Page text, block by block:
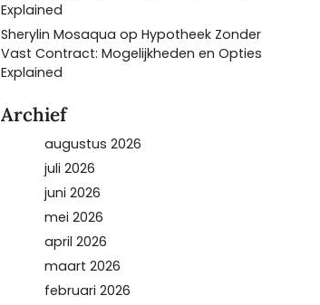
Explained
Sherylin Mosaqua op Hypotheek Zonder
Vast Contract: Mogelijkheden en Opties
Explained
Archief
augustus 2026
juli 2026
juni 2026
mei 2026
april 2026
maart 2026
februari 2026